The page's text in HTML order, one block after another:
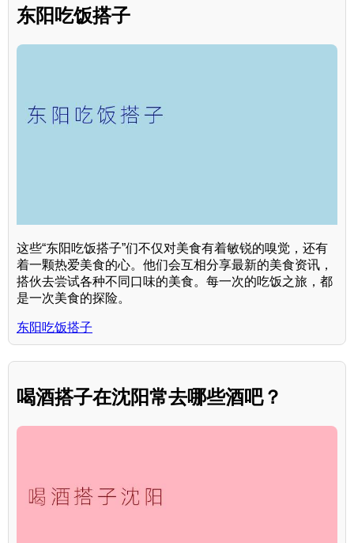
东阳吃饭搭子
这些“东阳吃饭搭子”们不仅对美食有着敏锐的嗅觉，还有
着一颗热爱美食的心。他们会互相分享最新的美食资讯，
搭伙去尝试各种不同口味的美食。每一次的吃饭之旅，都
是一次美食的探险。
东阳吃饭搭子
喝酒搭子在沈阳常去哪些酒吧？